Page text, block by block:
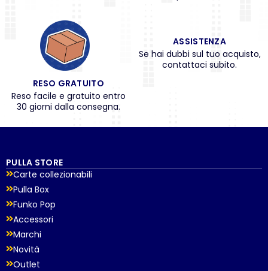
RESO GRATUITO
Reso facile e gratuito entro
30 giorni dalla consegna.
ASSISTENZA
Se hai dubbi sul tuo acquisto,
contattaci subito.
PULLA STORE
Carte collezionabili
Pulla Box
Funko Pop
Accessori
Marchi
Novità
Outlet